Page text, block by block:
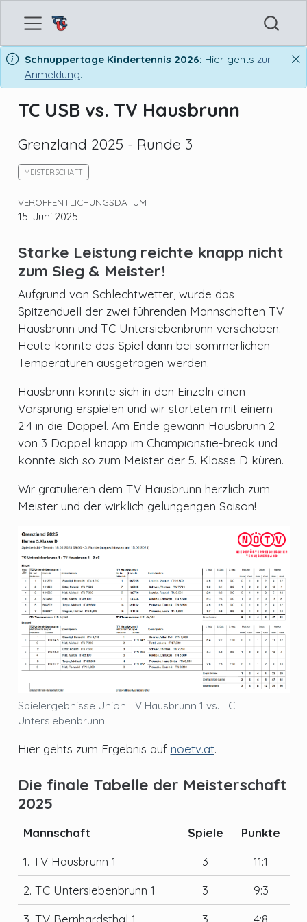
Schnuppertage Kindertennis 2026: Hier gehts zur
Anmeldung.
TC USB vs. TV Hausbrunn
Grenzland 2025 - Runde 3
MEISTERSCHAFT
VERÖFFENTLICHUNGSDATUM
15. Juni 2025
Starke Leistung reichte knapp nicht
zum Sieg & Meister!
Aufgrund von Schlechtwetter, wurde das
Spitzenduell der zwei führenden Mannschaften TV
Hausbrunn und TC Untersiebenbrunn verschoben.
Heute konnte das Spiel dann bei sommerlichen
Temperaturen ausgetragen werden.
Hausbrunn konnte sich in den Einzeln einen
Vorsprung erspielen und wir starteten mit einem
2:4 in die Doppel. Am Ende gewann Hausbrunn 2
von 3 Doppel knapp im Championstie-break und
konnte sich so zum Meister der 5. Klasse D küren.
Wir gratulieren dem TV Hausbrunn herzlich zum
Meister und der wirklich gelungengen Saison!
Spielergebnisse Union TV Hausbrunn 1 vs. TC
Untersiebenbrunn
Hier gehts zum Ergebnis auf noetv.at.
Die finale Tabelle der Meisterschaft
2025
Mannschaft Spiele
Punkte
1. TV Hausbrunn 1
3
11:1
2. TC Untersiebenbrunn 1
3
9:3
3. TV Bernhardsthal 1
3 4:8